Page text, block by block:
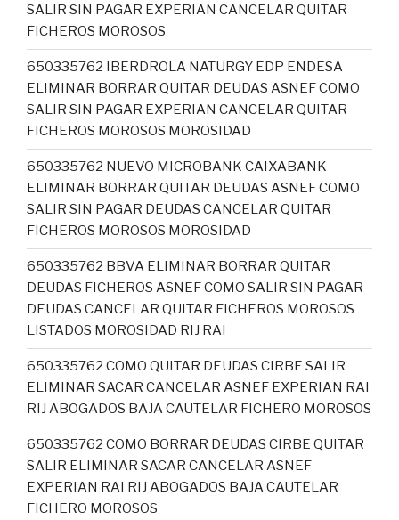
SALIR SIN PAGAR EXPERIAN CANCELAR QUITAR
FICHEROS MOROSOS
650335762 IBERDROLA NATURGY EDP ENDESA
ELIMINAR BORRAR QUITAR DEUDAS ASNEF COMO
SALIR SIN PAGAR EXPERIAN CANCELAR QUITAR
FICHEROS MOROSOS MOROSIDAD
650335762 NUEVO MICROBANK CAIXABANK
ELIMINAR BORRAR QUITAR DEUDAS ASNEF COMO
SALIR SIN PAGAR DEUDAS CANCELAR QUITAR
FICHEROS MOROSOS MOROSIDAD
650335762 BBVA ELIMINAR BORRAR QUITAR
DEUDAS FICHEROS ASNEF COMO SALIR SIN PAGAR
DEUDAS CANCELAR QUITAR FICHEROS MOROSOS
LISTADOS MOROSIDAD RIJ RAI
650335762 COMO QUITAR DEUDAS CIRBE SALIR
ELIMINAR SACAR CANCELAR ASNEF EXPERIAN RAI
RIJ ABOGADOS BAJA CAUTELAR FICHERO MOROSOS
650335762 COMO BORRAR DEUDAS CIRBE QUITAR
SALIR ELIMINAR SACAR CANCELAR ASNEF
EXPERIAN RAI RIJ ABOGADOS BAJA CAUTELAR
FICHERO MOROSOS